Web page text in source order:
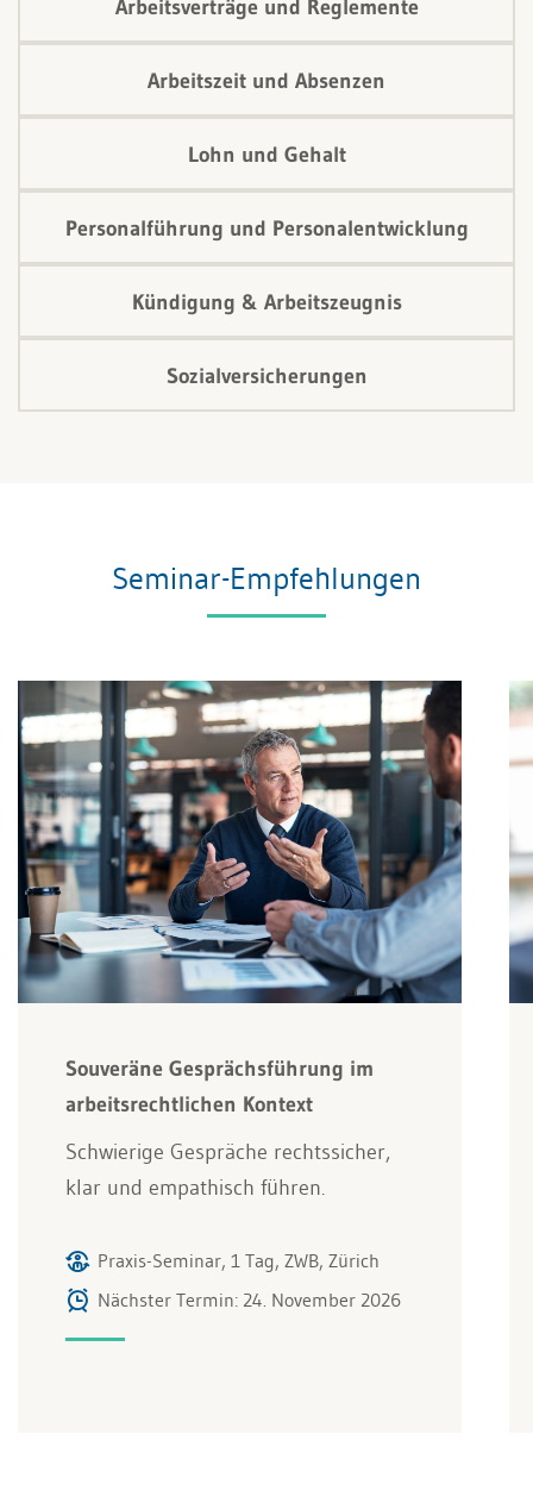
Arbeitsverträge und Reglemente
Arbeitszeit und Absenzen
Lohn und Gehalt
Personalführung und Personalentwicklung
Kündigung & Arbeitszeugnis
Sozialversicherungen
Seminar-Empfehlungen
Souveräne Gesprächsführung im
arbeitsrechtlichen Kontext
Schwierige Gespräche rechtssicher,
klar und empathisch führen.
Praxis-Seminar, 1 Tag, ZWB, Zürich
Nächster Termin: 24. November 2026